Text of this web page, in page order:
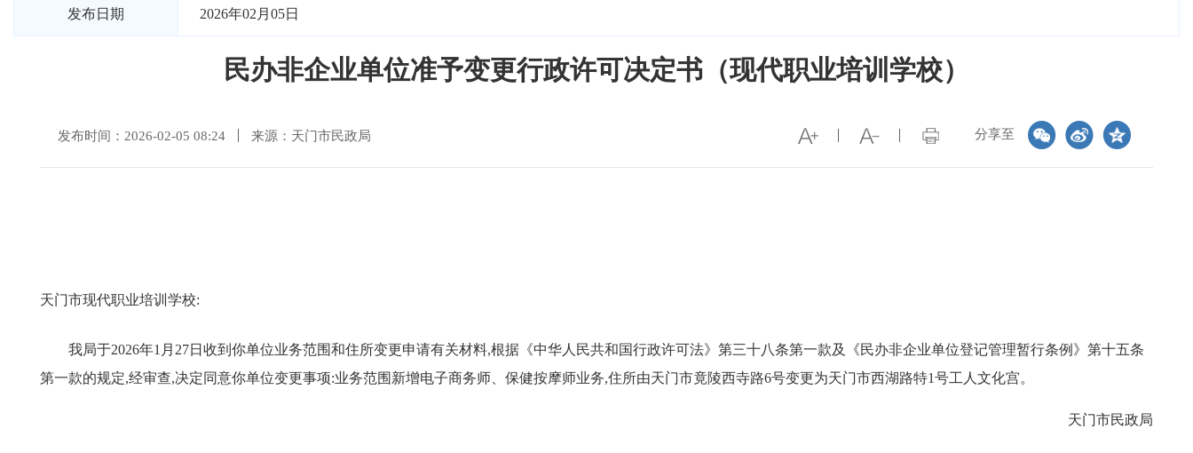
发布日期 2026年02月05日
民办非企业单位准予变更行政许可决定书（现代职业培训学校）
分享至
发布时间：2026-02-05 08:24 来源：天门市民政局
天门市现代职业培训学校:
我局于2026年1 月 27日收到你单位业务范围和住所变更申请有关材料,根据《中华人民共和国行政许可法》 第三十八条第一款及 《民办非企业单位登记管理暂行条例》 第十五条
第一款的规定,经审查,决定同意你单位变更事项:业务范围新增电子商务师、保健按摩师业务,住所由天门市竟陵西寺路6号变更为天门市西湖路特1号工人文化宫。
天门市民政局